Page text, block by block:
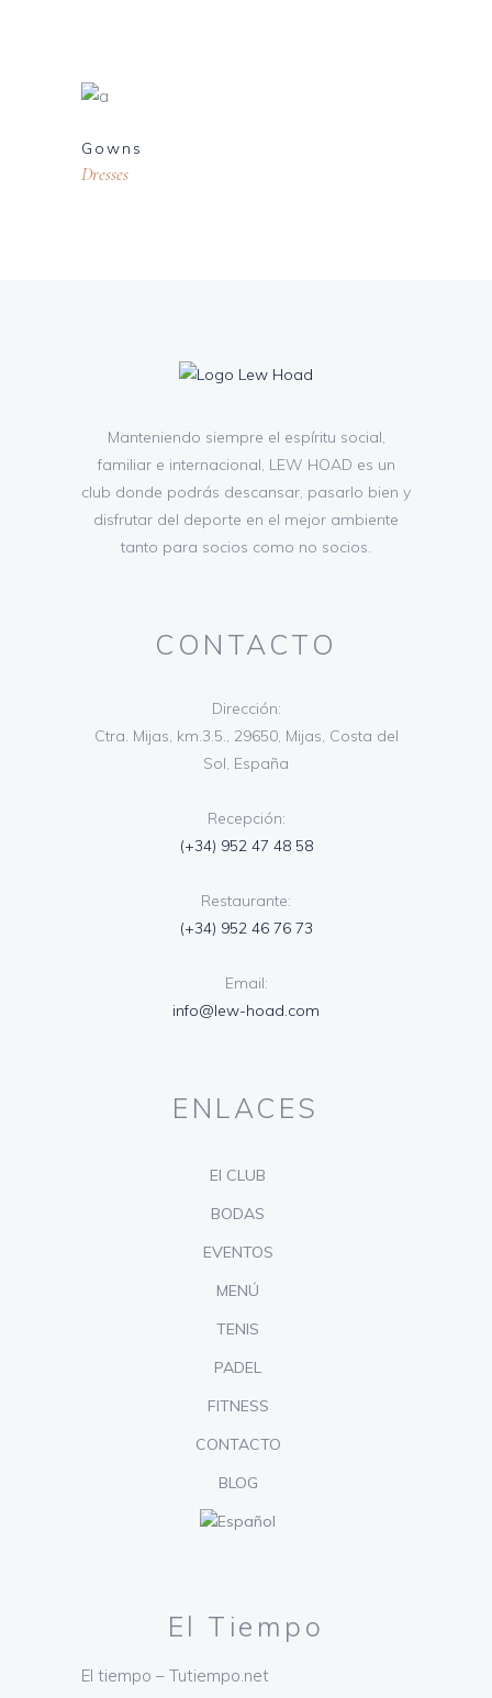
Gowns
Dresses
Manteniendo siempre el espíritu social,
familiar e internacional, LEW HOAD es un
club donde podrás descansar, pasarlo bien y
disfrutar del deporte en el mejor ambiente
tanto para socios como no socios.
CONTACTO
Dirección:
Ctra. Mijas, km.3.5., 29650, Mijas, Costa del
Sol, España
Recepción:
(+34) 952 47 48 58
Restaurante:
(+34) 952 46 76 73
Email:
info@lew-hoad.com
ENLACES
El CLUB
BODAS
EVENTOS
MENÚ
TENIS
PADEL
FITNESS
CONTACTO
BLOG
El Tiempo
El tiempo – Tutiempo.net